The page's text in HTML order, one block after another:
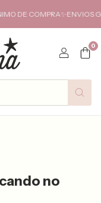
DE COMPRA✨ENVIOS
0
no